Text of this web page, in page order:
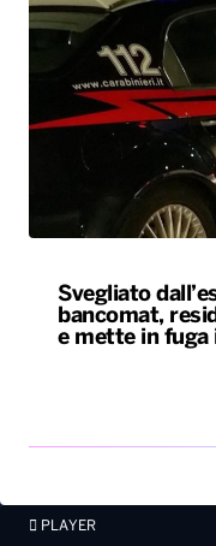
Svegliato
bancomat,
e mette in fuga
PLAYER